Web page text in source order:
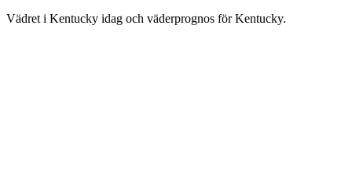
Vädret i Kentucky idag och väderprognos för Kentucky.